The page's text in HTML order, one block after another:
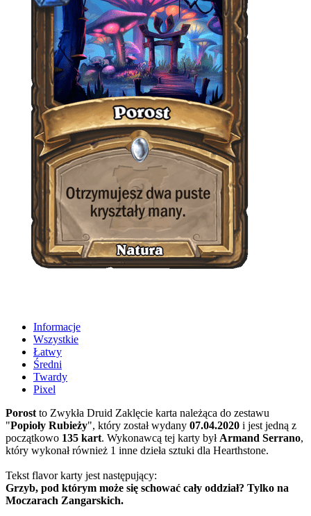
Informacje
Wszystkie
Łatwy
Średni
Twardy
Pixel
Porost to Zwykła Druid Zaklęcie karta należąca do zestawu
"Popioły Rubieży", który został wydany 07.04.2020 i jest jedną z
początkowo 135 kart. Wykonawcą tej karty był Armand Serrano,
który wykonał również 1 inne dzieła sztuki dla Hearthstone.
Tekst flavor karty jest następujący:
Grzyb, pod którym może się schować cały oddział? Tylko na
Moczarach Zangarskich.